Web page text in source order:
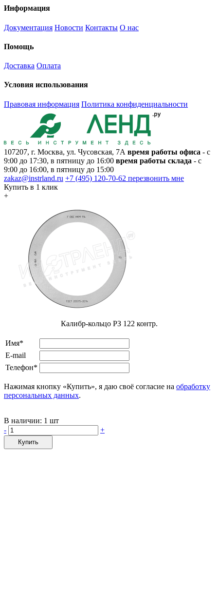
Информация
Документация Новости Контакты О нас
Помощь
Доставка Оплата
Условия использования
Правовая информация Политика конфиденциальности
107207, г. Москва, ул. Чусовская, 7А время работы офиса - с
9:00 до 17:30, в пятницу до 16:00 время работы склада - с
9:00 до 16:00, в пятницу до 15:00
zakaz@instrland.ru +7 (495) 120-70-62 перезвонить мне
Купить в 1 клик
+
Калибр-кольцо РЗ 122 контр.
Имя*
E-mail
Телефон*
Нажимая кнопку «Купить», я даю своё согласие на обработку
персональных данных.
В наличии: 1 шт
-
+
Купить